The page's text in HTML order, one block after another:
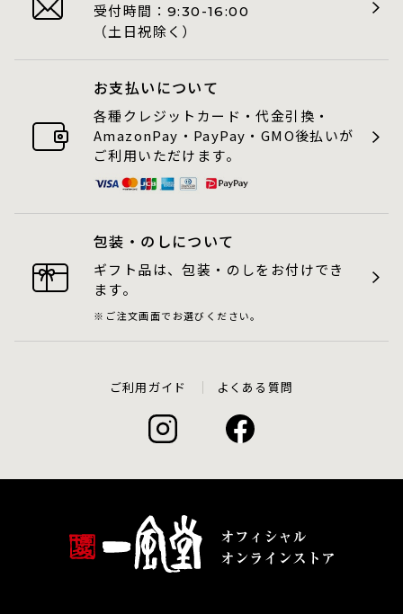
受付時間： 9:30-16:00
（土日祝除く）
お支払いについて
各種クレジットカード・代金引換・
AmazonPay・PayPay・GMO後払いが
ご利用いただけます。
包装・のしについて
ギフト品は、包装・のしをお付けでき
ます。
ご注文画面でお選びください。
ご利用ガイド よくある質問